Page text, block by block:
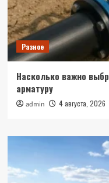
Разное
Насколько важно
арматуру
admin 4 августа, 2026